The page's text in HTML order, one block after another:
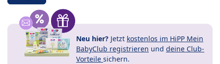
Neu hier? Jetzt kostenlos im HiPP Mein
BabyClub registrieren und deine Club-
Vorteile sichern.